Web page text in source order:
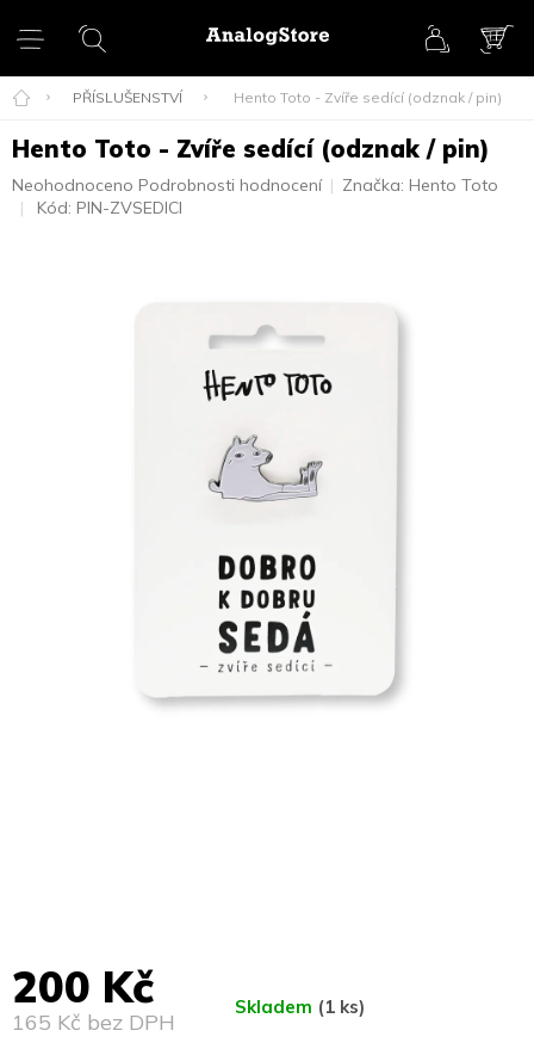
obsah
PŘÍSLUŠENSTVÍ Hento Toto - Zvíře sedící (odznak / pin)
Hento Toto - Zvíře sedící (odznak / pin)
Průměrné
hodnocení
Neohodnoceno Podrobnosti hodnocení Značka: Hento Toto
Kód: PIN-ZVSEDICI
200 Kč
165 Kč bez DPH
Skladem (1 ks)